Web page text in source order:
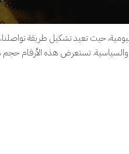
حيث تعيد تشكيل طريقة تواصلنا،
والسياسية. تستعرض هذه الأرقام